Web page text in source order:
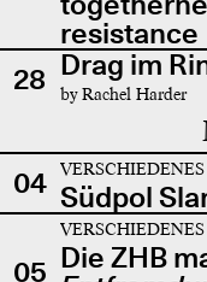
resistance
28 Drag im
by Rachel Harder
04 VERSCHIEDENES
Südpol
05
VERSCHIEDENES
Die ZHB